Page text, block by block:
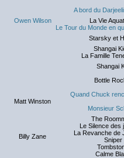
Owen Wilson
A bord du
La Vie
Le Tour du Monde en
Starsky et
Shangai
La Famille
Shangai
Bottle
Matt Winston
Quand Chuck
Monsieur
Billy Zane
The
Le Silence des
La Revanche de
Sniper
Calme